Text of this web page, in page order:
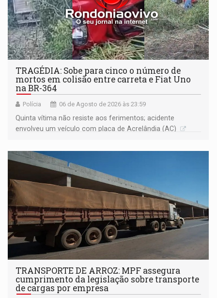
TRAGÉDIA: Sobe para cinco o número de
mortos em colisão entre carreta e Fiat Uno
na BR-364
Polícia 06 de Agosto de 2026 às 23:59
Quinta vítima não resiste aos ferimentos; acidente
envolveu um veículo com placa de Acrelândia (AC)
TRANSPORTE DE ARROZ: MPF assegura
cumprimento da legislação sobre transporte
de cargas por empresa